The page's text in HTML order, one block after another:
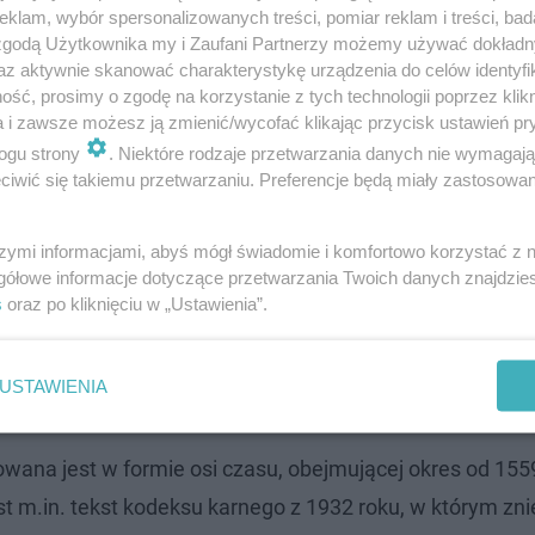
badawczą. Będziemy badać naszą historię. Bo
konferencji prasowej Krzysztof Kliszczyński z
Marszałkowskiej 83zgromadzono 150 eksponatów.
27 grudnia. Ma być w nim dostępne aż 100 tysięcy
zobaczyć?
pamiątki, przedruki, artefakty, ale też materiały
osób.
jest w formie osi czasu, obejmującej okres od
m.in. tekst kodeksu karnego z 1932 roku, w którym
wybór spersonalizowanych treści, pomiar reklam i treści,
Użytkownika my i Zaufani Partnerzy możemy używać
aktywnie skanować charakterystykę urządzenia do celów
prosimy o zgodę na korzystanie z tych technologii poprzez
i zawsze możesz ją zmienić/wycofać klikając przycisk ustawień
strony
. Niektóre rodzaje przetwarzania danych nie
się takiemu przetwarzaniu. Preferencje będą miały
informacjami, abyś mógł świadomie i komfortowo korzystać z
informacje dotyczące przetwarzania Twoich danych
oraz po kliknięciu w „Ustawienia”.
USTAWIENIA